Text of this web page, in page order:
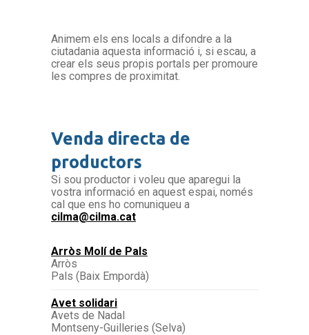
Animem els ens locals a difondre a la
ciutadania aquesta informació i, si escau, a
crear els seus propis portals per promoure
les compres de proximitat.
Venda directa de
productors
Si sou productor i voleu que aparegui la
vostra informació en aquest espai, només
cal que ens ho comuniqueu a
cilma@cilma.cat
Arròs Molí de Pals
Arròs
Pals (Baix Empordà)
Avet solidari
Avets de Nadal
Montseny-Guilleries (Selva)